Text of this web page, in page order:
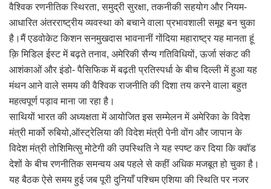
वैश्विक रणनीतिक स्थिरता, समुद्री सुरक्षा, तकनीकी सहयोग और नियम-
आधारित अंतरराष्ट्रीय व्यवस्था को बचाने वाला प्रभावशाली समूह बन चुका
है।मैं एडवोकेट किशन सनमुखदास भावनानीं गोंदिया महाराष्ट्र यह मानता हूं
क़ि मिडिल ईस्ट में बढ़ते तनाव, अमेरिकी सैन्य गतिविधियों, ऊर्जा संकट की
आशंकाओं और इंडो- पैसिफिक में बढ़ती प्रतिस्पर्धा के बीच दिल्ली में हुआ यह
मंथन आने वाले समय की वैश्विक राजनीति की दिशा तय करने वाला बहुत
महत्वपूर्ण पड़ाव माना जा रहा है।
साथियों भारत की अध्यक्षता में आयोजित इस सम्मेलन में अमेरिका के विदेश
मंत्री मार्को रुबियो,ऑस्ट्रेलिया की विदेश मंत्री पेनी वोंग और जापान के
विदेश मंत्री तोशिमित्सु मोटेगी की उपस्थिति ने यह स्पष्ट कर दिया कि क्वॉड
देशों के बीच रणनीतिक समन्वय अब पहले से कहीं अधिक मजबूत हो चुका है।
यह बैठक ऐसे समय हुई जब पूरी दुनियाँ पश्चिम एशिया की स्थिति पर नजर